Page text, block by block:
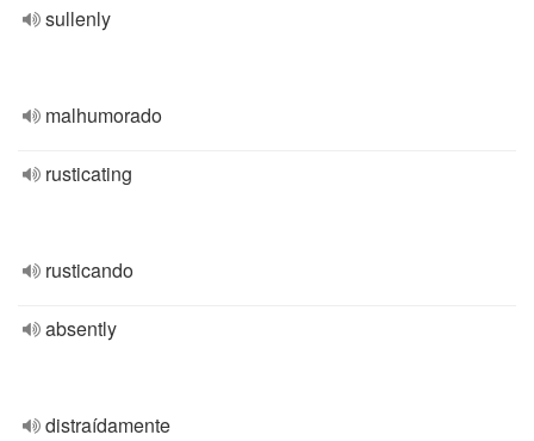
sullenly
malhumorado
rusticating
rusticando
absently
distraídamente